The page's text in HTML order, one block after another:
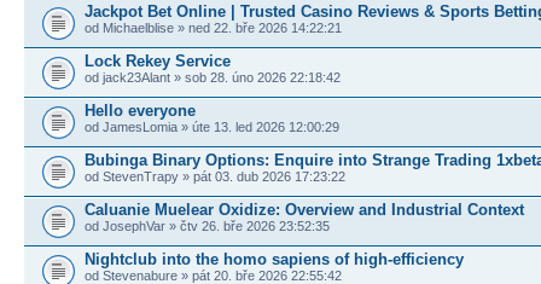
Jackpot Bet Online | Trusted Casino Reviews & Sports
od Michaelblise » ned 22. bře 2026 14:22:21
Lock Rekey Service
od jack23Alant » sob 28. úno 2026 22:18:42
Hello everyone
od JamesLomia » úte 13. led 2026 12:00:29
Bubinga Binary Options: Enquire into Strange Trading
od StevenTrapy » pát 03. dub 2026 17:23:22
Caluanie Muelear Oxidize: Overview and Industrial Context
od JosephVar » čtv 26. bře 2026 23:52:35
Nightclub into the homo sapiens of high-efficiency
od Stevenabure » pát 20. bře 2026 22:55:42